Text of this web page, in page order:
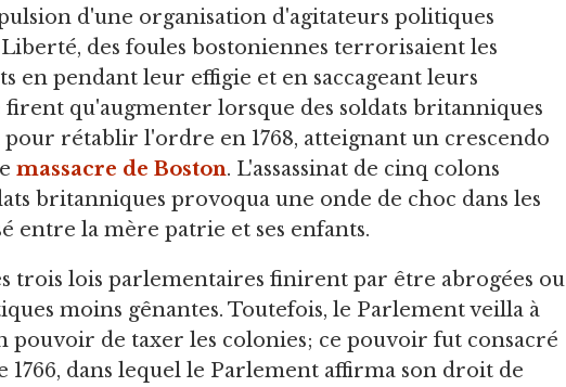
d'une organisation d'agitateurs politiques
Liberté, des foules bostoniennes terrorisaient les
en pendant leur effigie et en saccageant leurs
firent qu'augmenter lorsque des soldats britanniques
rétablir l'ordre en 1768, atteignant un crescendo
massacre de Boston. L'assassinat de cinq colons
britanniques provoqua une onde de choc dans les
entre la mère patrie et ses enfants.
trois lois parlementaires finirent par être abrogées ou
moins gênantes. Toutefois, le Parlement veilla à
pouvoir de taxer les colonies; ce pouvoir fut consacré
dans lequel le Parlement affirma son droit de